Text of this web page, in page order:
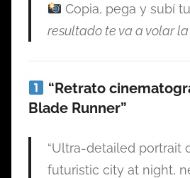
Copia, pega y subí
resultado te va a volar
“Retrato
Blade Runner”
“Ultra-detailed portrait
futuristic city at night,